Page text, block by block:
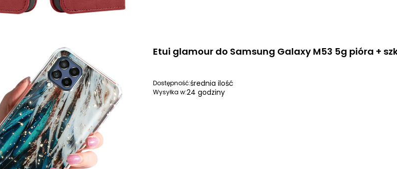
Etui glamour do Samsung Galaxy M53 5g pióra +
Dostępność:średnia ilość
Wysyłka w:24 godziny